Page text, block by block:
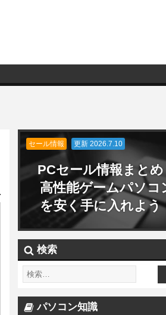
セール情報 更新 2026.7.10
PCセール情報まとめ
高性能ゲームパソコ
を安く手に入れよう
検索
パソコン知識